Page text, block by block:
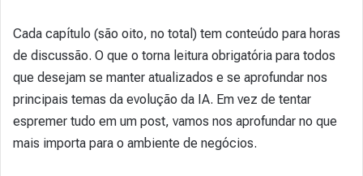
Cada capítulo (são oito, no total) tem conteúdo para horas
de discussão. O que o torna leitura obrigatória para todos
que desejam se manter atualizados e se aprofundar nos
principais temas da evolução da IA. Em vez de tentar
espremer tudo em um post, vamos nos aprofundar no que
mais importa para o ambiente de negócios.